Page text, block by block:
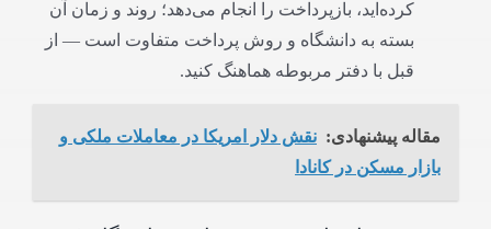
کرده‌اید، بازپرداخت را انجام می‌دهد؛ روند و زمان آن
بسته به دانشگاه و روش پرداخت متفاوت است — از
قبل با دفتر مربوطه هماهنگ کنید.
مقاله پیشنهادی: نقش دلار امریکا در معاملات ملکی و
بازار مسکن در کانادا